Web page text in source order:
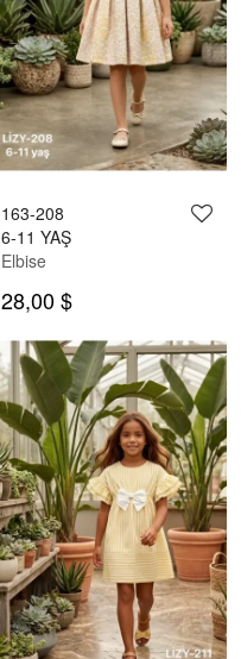
163-208
6-11 YAŞ
Elbise
28,00 $